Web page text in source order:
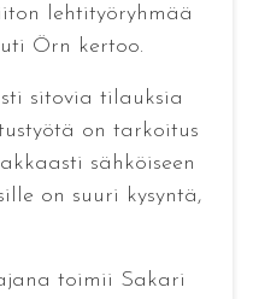
lehtityöryhmää
Örn kertoo.
sitovia tilauksia
on tarkoitus
sähköiseen
on suuri kysyntä,
toimii Sakari